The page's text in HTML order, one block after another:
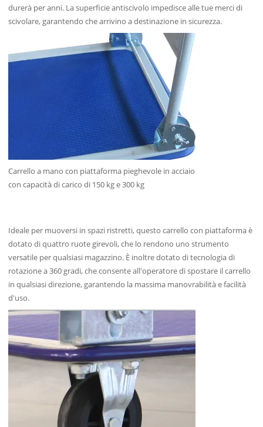
durerà per anni. La superficie antiscivolo impedisce alle tue merci di
scivolare, garantendo che arrivino a destinazione in sicurezza.
Carrello a mano con piattaforma pieghevole in acciaio
con capacità di carico di 150 kg e 300 kg
Ideale per muoversi in spazi ristretti, questo carrello con piattaforma è
dotato di quattro ruote girevoli, che lo rendono uno strumento
versatile per qualsiasi magazzino. È inoltre dotato di tecnologia di
rotazione a 360 gradi, che consente all'operatore di spostare il carrello
in qualsiasi direzione, garantendo la massima manovrabilità e facilità
d'uso.